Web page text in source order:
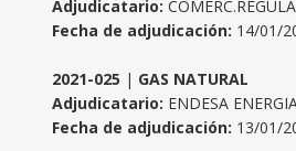
Adjudicatario:
Fecha de adjudicación: 14/01/
2021-025 | GAS NATURAL
Adjudicatario: ENDESA
Fecha de adjudicación: 13/01/